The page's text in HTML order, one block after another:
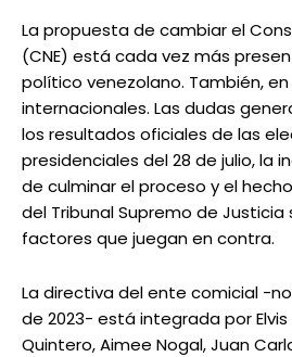
La propuesta de cambiar el
(CNE) está cada vez más
político venezolano. También,
internacionales. Las dudas
los resultados oficiales de las
presidenciales del 28 de julio, la
de culminar el proceso y el
del Tribunal Supremo de Justicia
factores que juegan en contra.
La directiva del ente comicial -
de 2023- está integrada por
Quintero, Aimee Nogal, Juan